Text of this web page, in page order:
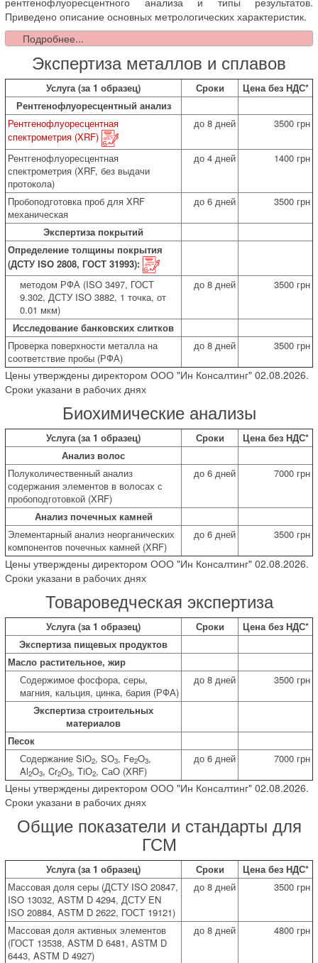
Приведено описание основных метрологических характеристик.
Подробнее...
Экспертиза металлов и сплавов
Услуга (за 1 образец) Сроки
Цена без НДС*
Рентгенофлуоресцентный анализ
Рентгенофлуоресцентная
спектрометрия (XRF)
до 8 дней 3500 грн
Рентгенофлуоресцентная
спектрометрия (XRF, без выдачи
протокола)
до 4 дней 1400 грн
Пробоподготовка проб для XRF
механическая
до 6 дней 3500 грн
Экспертиза покрытий
Определение толщины покрытия
(ДСТУ ISO 2808, ГОСТ 31993):
методом РФА (ISO 3497, ГОСТ
9.302, ДСТУ ISO 3882, 1 точка, от
0.01 мкм)
до 8 дней 3500 грн
Исследование банковских слитков
Проверка поверхности металла на
соответствие пробы (РФА)
до 8 дней 3500 грн
Цены утверждены директором ООО "Ин Консалтинг" 02.08.2026.
Сроки указани в рабочих днях
Биохимические анализы
Услуга (за 1 образец) Сроки
Цена без НДС*
Анализ волос
Полуколичественный анализ
содержания элементов в волосах с
пробоподготовкой (XRF)
до 6 дней 7000 грн
Анализ почечных камней
Элементарный анализ неорганических
компонентов почечных камней (XRF)
до 6 дней 3500 грн
Цены утверждены директором ООО "Ин Консалтинг" 02.08.2026.
Сроки указани в рабочих днях
Товароведческая экспертиза
Услуга (за 1 образец) Сроки
Цена без НДС*
Экспертиза пищевых продуктов
Масло растительное, жир
Содержимое фосфора, серы,
магния, кальция, цинка, бария (РФА)
до 8 дней 3500 грн
Экспертиза строительных
материалов
Песок
Содержание SiO2, SO3, Fe2O3,
Al2O3, Cr2O3, TiО2, СаО (XRF)
до 6 дней 7000 грн
Цены утверждены директором ООО "Ин Консалтинг" 02.08.2026.
Сроки указани в рабочих днях
Общие показатели и стандарты для
ГСМ
Услуга (за 1 образец) Сроки
Цена без НДС*
Массовая доля серы (ДСТУ ISO 20847,
ISO 13032, ASTM D 4294, ДСТУ EN
ISО 20884, ASTM D 2622, ГОСТ 19121)
до 8 дней 3500 грн
Массовая доля активных элементов
(ГОСТ 13538, ASTM D 6481, ASTM D
6443, ASTM D 4927)
до 8 дней 4800 грн